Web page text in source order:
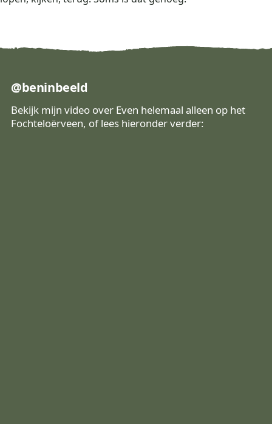
@beninbeeld
Bekijk mijn video over Even helemaal alleen op het
Fochteloërveen, of lees hieronder verder: